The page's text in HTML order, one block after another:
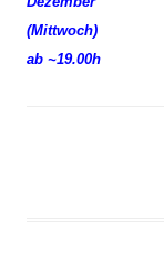
(Mittwoch)
ab ~19.00h